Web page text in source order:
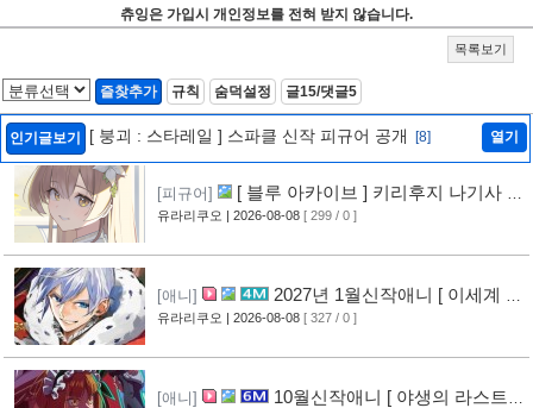
츄잉은 가입시 개인정보를 전혀 받지 않습니다.
목록보기
즐찾추가 규칙 숨덕설정 글15/댓글5
인기글보기 [ 붕괴 : 스타레일 ] 스파클 신작 피규어 공개 [8] 열기
[피규어]
[ 블루 아카이브 ] 키리후지 나기사 신
작 피규어 공개 [9]
유라리쿠오 | 2026-08-08 [ 299 / 0 ]
[애니]
2027년 1월신작애니 [ 이세계 전
생 소동기 ] PV 영상 공개
유라리쿠오 | 2026-08-08 [ 327 / 0 ]
[애니]
10월신작애니 [ 야생의 라스트